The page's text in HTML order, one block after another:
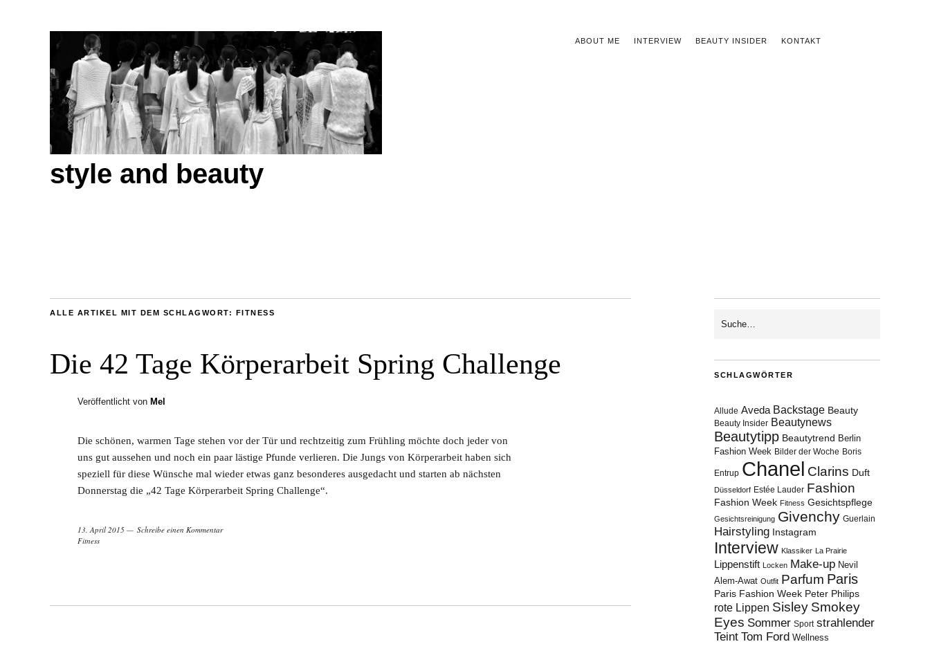
ABOUT ME INTERVIEW BEAUTY INSIDER KONTAKT
style and beauty
ALLE ARTIKEL MIT DEM SCHLAGWORT: FITNESS
Die 42 Tage Körperarbeit Spring Challenge
Veröffentlicht von Mel
Die schönen, warmen Tage stehen vor der Tür und rechtzeitig zum Frühling möchte doch jeder von
uns gut aussehen und noch ein paar lästige Pfunde verlieren. Die Jungs von Körperarbeit haben sich
speziell für diese Wünsche mal wieder etwas ganz besonderes ausgedacht und starten ab nächsten
Donnerstag die „42 Tage Körperarbeit Spring Challenge“.
13. April 2015
Schreibe einen Kommentar
Fitness
SCHLAGWÖRTER
Allude Aveda Backstage Beauty
Beauty Insider Beautynews
Beautytipp Beautytrend Berlin
Fashion Week Bilder der Woche Boris
Entrup Chanel Clarins Duft
Düsseldorf Estée Lauder Fashion
Fashion Week Fitness Gesichtspflege
Gesichtsreinigung Givenchy Guerlain
Hairstyling Instagram
Interview Klassiker La Prairie
Lippenstift Locken Make-up Nevil
Alem-Awat Outfit Parfum Paris
Paris Fashion Week Peter Philips
rote Lippen Sisley Smokey
Eyes Sommer Sport strahlender
Teint Tom Ford Wellness